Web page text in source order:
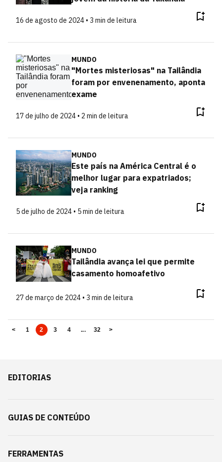
16 de agosto de 2024 • 3 min de leitura
MUNDO
"Mortes misteriosas" na Tailândia
foram por envenenamento, aponta
exame
17 de julho de 2024 • 2 min de leitura
MUNDO
Este país na América Central é o
melhor lugar para expatriados;
veja ranking
5 de julho de 2024 • 5 min de leitura
MUNDO
Tailândia avança lei que permite
casamento homoafetivo
27 de março de 2024 • 3 min de leitura
< 1 2 3 4 ... 32 >
EDITORIAS
GUIAS DE CONTEÚDO
FERRAMENTAS